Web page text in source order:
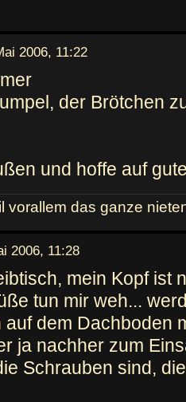
2006, 11:22
der Brötchen
und hoffe auf
vorallem das ganze
2006, 11:28
mein Kopf ist
tun mir weh...
dem Dachboden
ja nachher zum
Schrauben sind,